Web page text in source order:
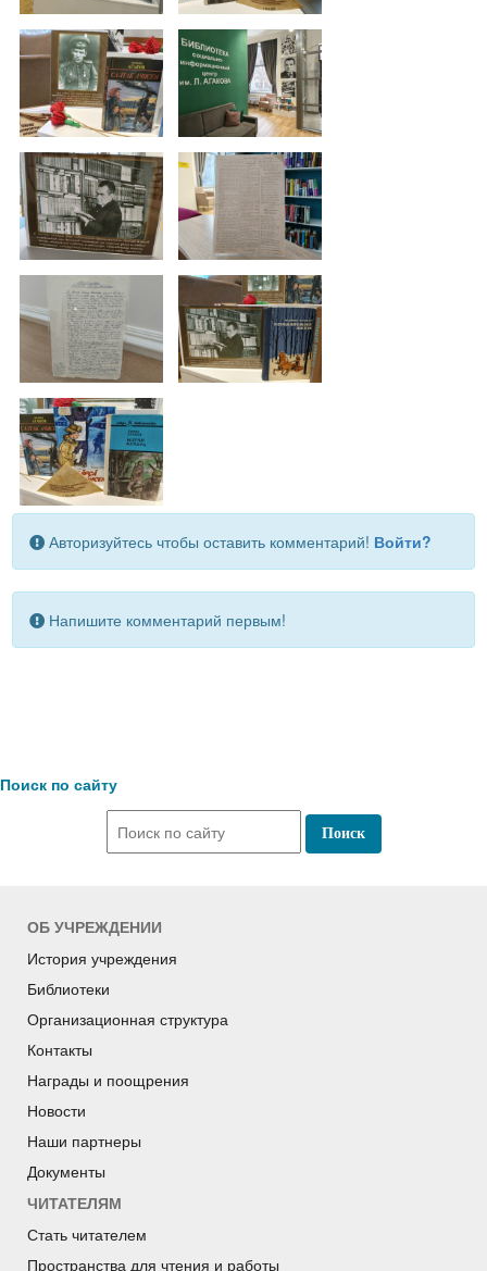
Авторизуйтесь чтобы оставить комментарий! Войти?
Напишите комментарий первым!
Поиск по сайту
ОБ УЧРЕЖДЕНИИ
История учреждения
Библиотеки
Организационная структура
Контакты
Награды и поощрения
Новости
Наши партнеры
Документы
ЧИТАТЕЛЯМ
Стать читателем
Пространства для чтения и работы